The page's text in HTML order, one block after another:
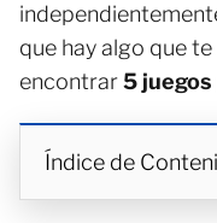
que hay algo que
encontrar5 juegos
Índice de